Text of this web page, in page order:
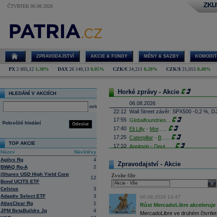
ČTVRTEK 06.08.2026
ZPRAVODAJSTVÍ AKCIE & FONDY MĚNY & SAZBY
PX 2 805,12 1,30% DAX 26 140,13 0,05% CZK/€ 24,211 0,20% CZK/$ 21,015 0,48%
HLEDÁNÍ V AKCIÍCH
select
Odeslat
Pokročilé hledání
TOP AKCIE
Název
Návštěvy
Agilyx Rg
4
BWAQ Rg-A
2
iShares USD High Yield Corp
Bond UCITS ETF
12
Celsius
3
Adaptiv Select ETF
3
AtlasClear Rg
1
JPM BetaBuildrs Jp
4
Horké zprávy - Akcie
06.08.2026
22:12 Wall Street závěr: SPX500 -0,2 %,
17:55 Globalfoundries
17:40 Eli Lilly - Mor......
17:25 Caterpillar - B
17:10 Applovin - Deut
16:53 Výrobce příslušenství pro
propadl do ztráty 8,8 milionukorun.
Obrat společnosti se loni meziročně
16:41
AMD
16:26 Britské úřady schválily plánované
domácím konkurentem Paramount
Britská vláda dnes oznámila, že
které rozptýlily obavy ministryně
Zpravodajství - Akcie
Zvolte filtr
06.08.2026 14:47
Růst MercadoLibre
MercadoLibre ve druhém